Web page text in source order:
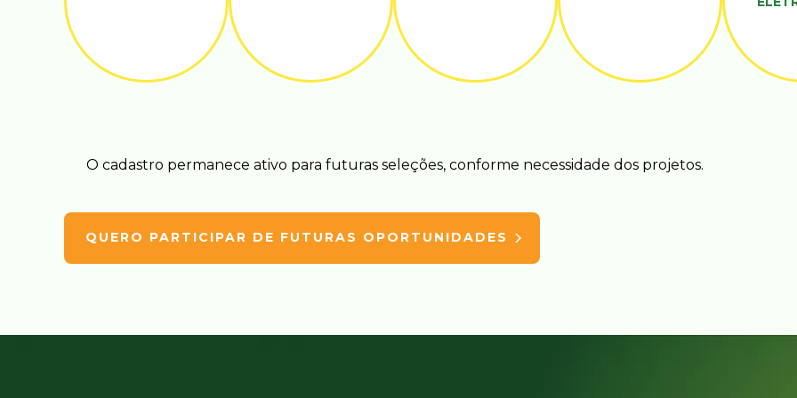
O cadastro permanece ativo para futuras seleções, conforme necessidade dos projetos.
QUERO PARTICIPAR DE FUTURAS OPORTUNIDADES